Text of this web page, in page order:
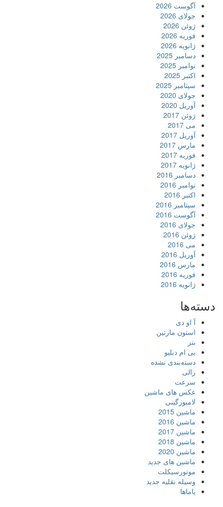
آگوست 2026
جولای 2026
ژوئن 2026
فوریه 2026
ژانویه 2026
دسامبر 2025
نوامبر 2025
اکتبر 2025
سپتامبر 2025
جولای 2020
آوریل 2020
ژوئن 2017
می 2017
آوریل 2017
مارس 2017
فوریه 2017
ژانویه 2017
دسامبر 2016
نوامبر 2016
اکتبر 2016
سپتامبر 2016
آگوست 2016
جولای 2016
ژوئن 2016
می 2016
آوریل 2016
مارس 2016
فوریه 2016
ژانویه 2016
دسته‌ها
آ او دی
استون مارتین
بنز
بی ام دبلیو
دسته‌بندی نشده
رالی
سرعت
عکس های ماشین
لامبورگینی
ماشین 2015
ماشین 2016
ماشین 2017
ماشین 2018
ماشین 2020
ماشین های جدید
موتورسیکلت
وسیله نقلیه جدید
یاماها